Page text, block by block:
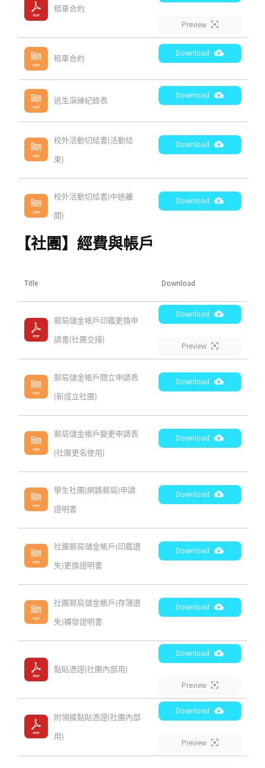
租車合約
Preview
租車合約
Download
逃生演練紀錄表
Download
校外活動切結書(活動結
束)
Download
校外活動切結書(中途離
開)
Download
【社團】 經費與帳戶
Title Download
郵局儲金帳戶印鑑更換申
請書(社團交接)
Download
Preview
郵局儲金帳戶開立申請表
(新成立社團)
Download
郵局儲金帳戶變更申請表
(社團更名使用)
Download
學生社團(網路郵局)申請
證明書
Download
社團郵局儲金帳戶(印鑑遺
失)更換證明書
Download
社團郵局儲金帳戶(存簿遺
失)補發證明書
Download
黏貼憑證(社團內部用)
Download
Preview
附領據黏貼憑證(社團內部
用)
Download
Preview